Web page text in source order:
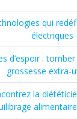
qui
électriques
d’espoir :
grossesse extra-
la